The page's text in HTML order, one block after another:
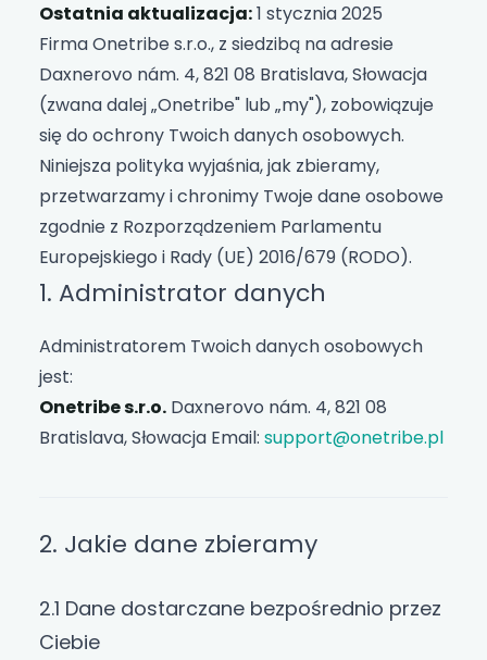
Ostatnia aktualizacja:1 stycznia 2025
Firma Onetribe s.r.o., z siedzibą na adresie
Daxnerovo nám. 4, 821 08 Bratislava, Słowacja
(zwana dalej „Onetribe" lub „my"), zobowiązuje
się do ochrony Twoich danych osobowych.
Niniejsza polityka wyjaśnia, jak zbieramy,
przetwarzamy i chronimy Twoje dane osobowe
zgodnie z Rozporządzeniem Parlamentu
Europejskiego i Rady (UE) 2016/679 (RODO).
1. Administrator danych
Administratorem Twoich danych osobowych
jest:
Onetribe s.r.o. Daxnerovo nám. 4, 821 08
Bratislava, Słowacja Email: support@onetribe.pl
2. Jakie dane zbieramy
2.1 Dane dostarczane bezpośrednio przez
Ciebie